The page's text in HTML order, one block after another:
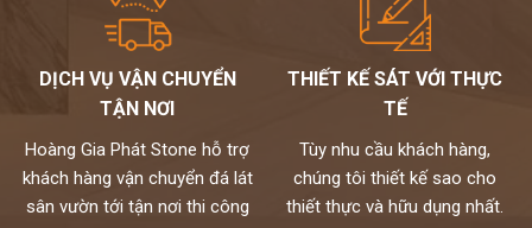
DỊCH VỤ VẬN CHUYỂN
TẬN NƠI
Hoàng Gia Phát Stone hỗ trợ
khách hàng vận chuyển đá lát
sân vườn tới tận nơi thi công
THIẾT KẾ SÁT VỚI THỰC
TẾ
Tùy nhu cầu khách hàng,
chúng tôi thiết kế sao cho
thiết thực và hữu dụng nhất.